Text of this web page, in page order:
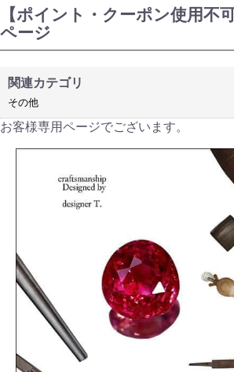
【ポイント・クーポン使用不
ページ
関連カテゴリ
その他
お客様専用ページでございます。